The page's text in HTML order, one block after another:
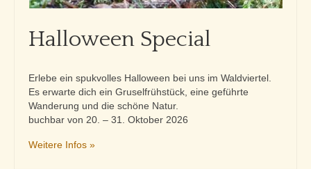
Halloween Special
Erlebe ein spukvolles Halloween bei uns im Waldviertel.
Es erwarte dich ein Gruselfrühstück, eine geführte
Wanderung und die schöne Natur.
buchbar von 20. – 31. Oktober 2026
Weitere Infos »